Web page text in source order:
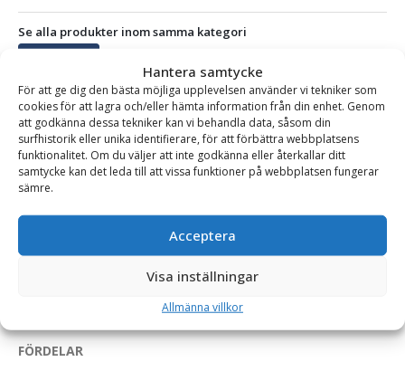
Hantera samtycke
För att ge dig den bästa möjliga upplevelsen använder vi tekniker som
cookies för att lagra och/eller hämta information från din enhet. Genom
att godkänna dessa tekniker kan vi behandla data, såsom din
surfhistorik eller unika identifierare, för att förbättra webbplatsens
funktionalitet. Om du väljer att inte godkänna eller återkallar ditt
samtycke kan det leda till att vissa funktioner på webbplatsen fungerar
sämre.
Acceptera
Visa inställningar
Allmänna villkor
Se alla produkter inom samma kategori
BESKRIVNING
Profilskopa – fäste S50, volym 450 liter, bredd 1650/340
mm
Den perfekta skopan för dikningsarbeten anpassad för
grävmaskin. Skopan är byggd i kraftigt material och har en
FÖRDELAR